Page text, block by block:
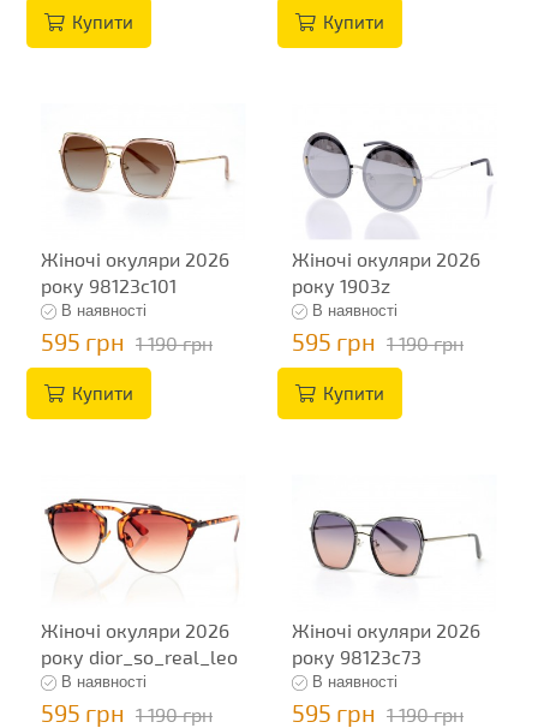
Купити Купити
Жіночі окуляри 2026
року 98123c101
В наявності
595 грн 1 190 грн
Купити
Жіночі окуляри 2026
року 1903z
В наявності
595 грн 1 190 грн
Купити
Жіночі окуляри 2026
року dior_so_real_leo
В наявності
595 грн 1 190 грн
Жіночі окуляри 2026
року 98123c73
В наявності
595 грн 1 190 грн